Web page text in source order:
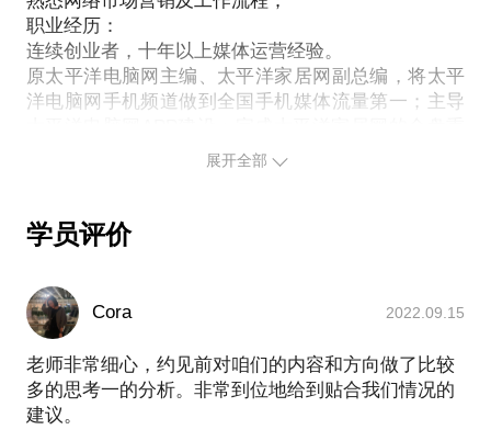
职业经历：
连续创业者，十年以上媒体运营经验。
原太平洋电脑网主编、太平洋家居网副总编，将太平
洋电脑网手机频道做到全国手机媒体流量第一；主导
2014年创办新媒体“玩友汇”。
2017年加入云途数字负责华南区
带着荣耀V9上珠峰，2017.04-2017.05
项目描述：
从一个运动狂人、数码发烧友、极限摄影师的角度，
以照片和视频的形式，用荣耀V9记录前往珠峰大本营
时，一路上的风光美景、人文古迹、极地风貌。
同时在珠峰大本营进行极地测试，并在视频直播平台
展开全部
学员评价
Cora 2022.09.15
老师非常细心，约见前对咱们的内容和方向做了比较
多的思考一的分析。非常到位地给到贴合我们情况的
建议。